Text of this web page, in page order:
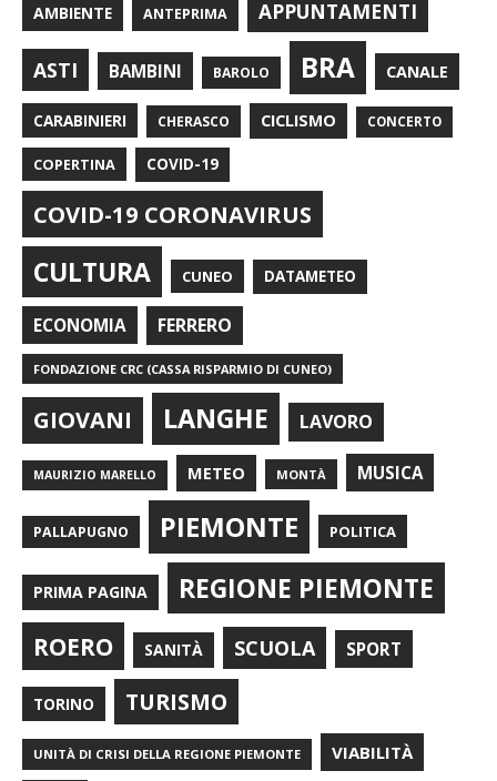
AMBIENTE ANTEPRIMA APPUNTAMENTI
ASTI BAMBINI BAROLO BRA CANALE
CARABINIERI CHERASCO CICLISMO CONCERTO
COPERTINA COVID-19
COVID-19 CORONAVIRUS
CULTURA CUNEO DATAMETEO
ECONOMIA FERRERO
FONDAZIONE CRC (CASSA RISPARMIO DI CUNEO)
GIOVANI LANGHE LAVORO
MAURIZIO MARELLO METEO MONTÀ MUSICA
PALLAPUGNO PIEMONTE POLITICA
PRIMA PAGINA REGIONE PIEMONTE
ROERO SANITÀ SCUOLA SPORT
TORINO TURISMO
UNITÀ DI CRISI DELLA REGIONE PIEMONTE VIABILITÀ